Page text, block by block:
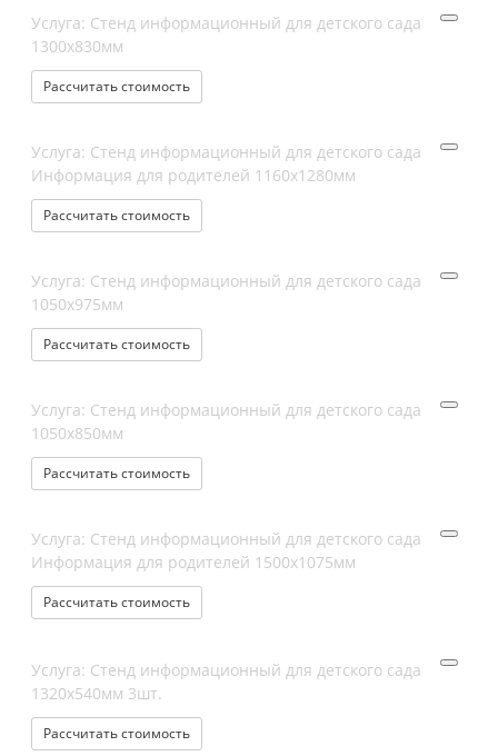
Услуга: Стенд информационный для детского сада
1300х830мм
Рассчитать стоимость
Услуга: Стенд информационный для детского сада
Информация для родителей 1160х1280мм
Рассчитать стоимость
Услуга: Стенд информационный для детского сада
1050х975мм
Рассчитать стоимость
Услуга: Стенд информационный для детского сада
1050х850мм
Рассчитать стоимость
Услуга: Стенд информационный для детского сада
Информация для родителей 1500х1075мм
Рассчитать стоимость
Услуга: Стенд информационный для детского сада
1320х540мм 3шт.
Рассчитать стоимость